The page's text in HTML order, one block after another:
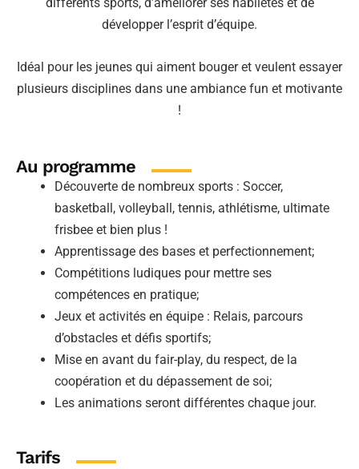
développer l’esprit d’équipe.
Idéal pour les jeunes qui aiment bouger et veulent essayer
plusieurs disciplines dans une ambiance fun et motivante
!
Au programme
Découverte de nombreux sports : Soccer,
basketball, volleyball, tennis, athlétisme, ultimate
frisbee et bien plus !
Apprentissage des bases et perfectionnement;
Compétitions ludiques pour mettre ses
compétences en pratique;
Jeux et activités en équipe : Relais, parcours
d’obstacles et défis sportifs;
Mise en avant du fair-play, du respect, de la
coopération et du dépassement de soi;
Les animations seront différentes chaque jour.
Tarifs